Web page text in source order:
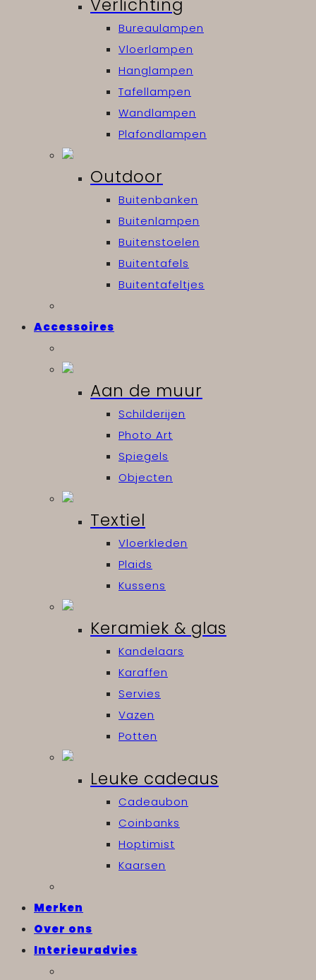
Verlichting
Bureaulampen
Vloerlampen
Hanglampen
Tafellampen
Wandlampen
Plafondlampen
Outdoor
Buitenbanken
Buitenlampen
Buitenstoelen
Buitentafels
Buitentafeltjes
Accessoires
Aan de muur
Schilderijen
Photo Art
Spiegels
Objecten
Textiel
Vloerkleden
Plaids
Kussens
Keramiek & glas
Kandelaars
Karaffen
Servies
Vazen
Potten
Leuke cadeaus
Cadeaubon
Coinbanks
Hoptimist
Kaarsen
Merken
Over ons
Interieuradvies